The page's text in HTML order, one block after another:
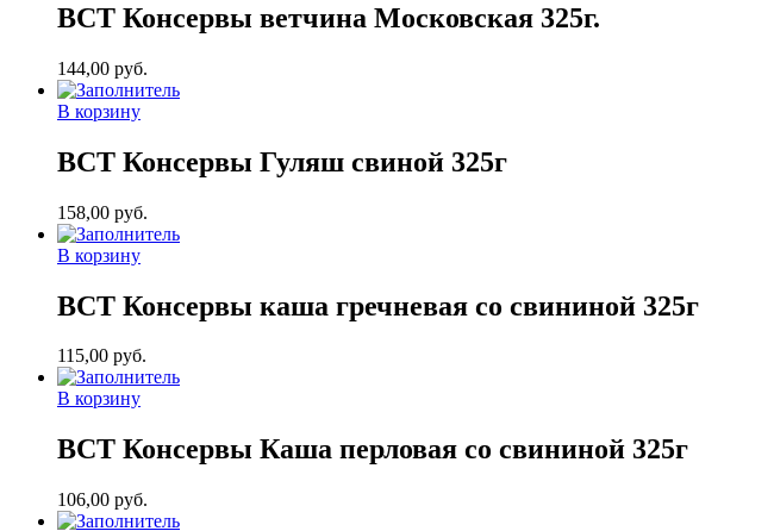
ВСТ Консервы ветчина Московская 325г.
144,00 руб.
В корзину
ВСТ Консервы Гуляш свиной 325г
158,00 руб.
В корзину
ВСТ Консервы каша гречневая со свининой 325г
115,00 руб.
В корзину
ВСТ Консервы Каша перловая со свининой 325г
106,00 руб.